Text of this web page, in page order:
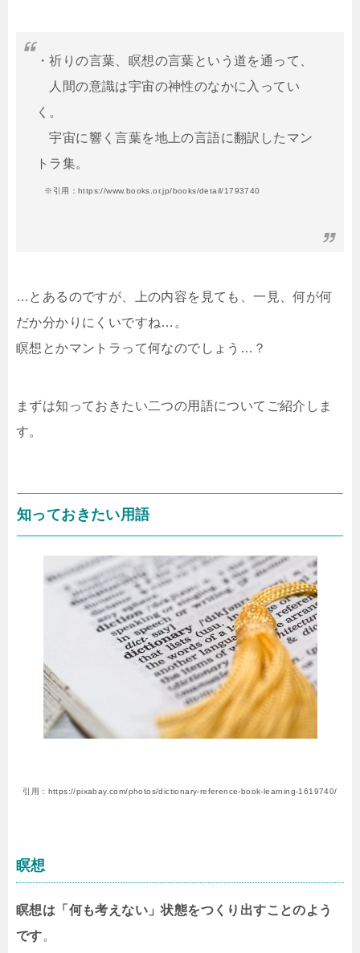
・祈りの言葉、瞑想の言葉という道を通って、
人間の意識は宇宙の神性のなかに入ってい
く。
宇宙に響く言葉を地上の言語に翻訳したマン
トラ集。
※引用：https://www.books.or.jp/books/detail/1793740
…とあるのですが、上の内容を見ても、一見、何が何
だか分かりにくいですね…。
瞑想とかマントラって何なのでしょう…？
まずは知っておきたい二つの用語についてご紹介しま
す。
知っておきたい用語
引用：https://pixabay.com/photos/dictionary-reference-book-learning-1619740/
瞑想
瞑想は「何も考えない」状態をつくり出すことのよう
です。